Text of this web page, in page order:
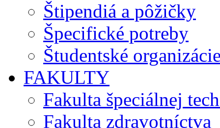
Štipendiá a pôžičky
Špecifické potreby
Študentské
FAKULTY
Fakulta špeciálnej
Fakulta zdravotníctva